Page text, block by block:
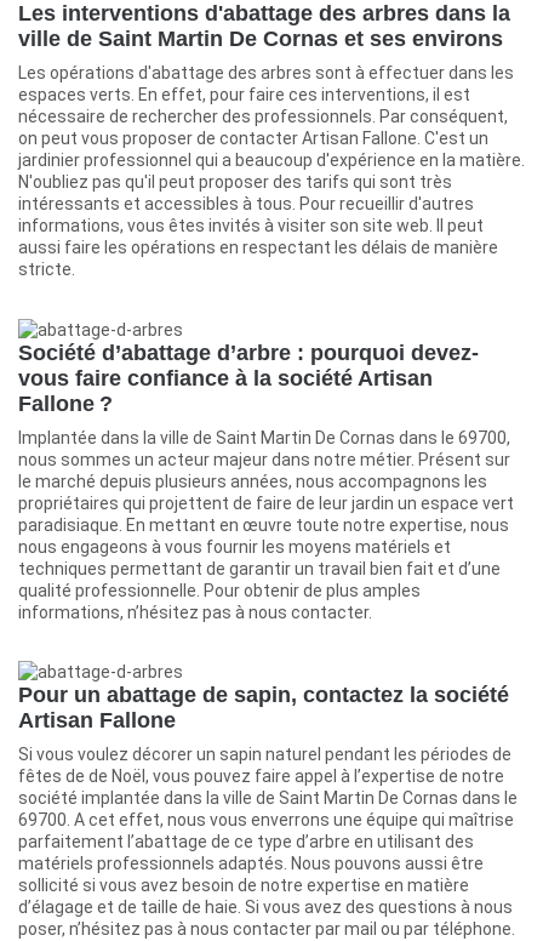
Les interventions d'abattage des arbres dans la
ville de Saint Martin De Cornas et ses environs
Les opérations d'abattage des arbres sont à effectuer dans les
espaces verts. En effet, pour faire ces interventions, il est
nécessaire de rechercher des professionnels. Par conséquent,
on peut vous proposer de contacter Artisan Fallone. C'est un
jardinier professionnel qui a beaucoup d'expérience en la matière.
N'oubliez pas qu'il peut proposer des tarifs qui sont très
intéressants et accessibles à tous. Pour recueillir d'autres
informations, vous êtes invités à visiter son site web. Il peut
aussi faire les opérations en respectant les délais de manière
stricte.
Société d’abattage d’arbre : pourquoi devez-
vous faire confiance à la société Artisan
Fallone ?
Implantée dans la ville de Saint Martin De Cornas dans le 69700,
nous sommes un acteur majeur dans notre métier. Présent sur
le marché depuis plusieurs années, nous accompagnons les
propriétaires qui projettent de faire de leur jardin un espace vert
paradisiaque. En mettant en œuvre toute notre expertise, nous
nous engageons à vous fournir les moyens matériels et
techniques permettant de garantir un travail bien fait et d’une
qualité professionnelle. Pour obtenir de plus amples
informations, n’hésitez pas à nous contacter.
Pour un abattage de sapin, contactez la société
Artisan Fallone
Si vous voulez décorer un sapin naturel pendant les périodes de
fêtes de de Noël, vous pouvez faire appel à l’expertise de notre
société implantée dans la ville de Saint Martin De Cornas dans le
69700. A cet effet, nous vous enverrons une équipe qui maîtrise
parfaitement l’abattage de ce type d’arbre en utilisant des
matériels professionnels adaptés. Nous pouvons aussi être
sollicité si vous avez besoin de notre expertise en matière
d’élagage et de taille de haie. Si vous avez des questions à nous
poser, n’hésitez pas à nous contacter par mail ou par téléphone.